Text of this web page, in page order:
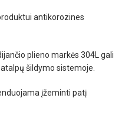
antikorozines
plieno markės 304L gali
šildymo sistemoje.
įžeminti patį